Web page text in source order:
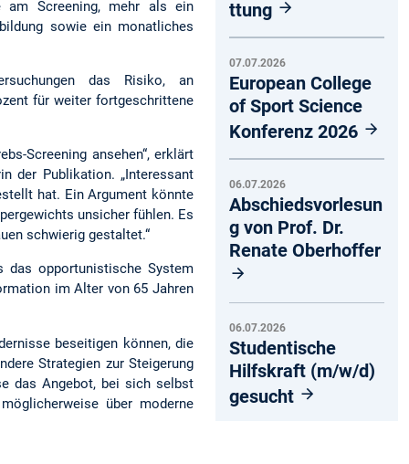
am Screening, mehr als ein
sowie ein monatliches
das Risiko, an
für weiter fortgeschrittene
Screening ansehen“, erklärt
der Publikation. „Interessant
hat. Ein Argument könnte
unsicher fühlen. Es
schwierig gestaltet.“
das opportunistische System
im Alter von 65 Jahren
beseitigen können, die
Strategien zur Steigerung
das Angebot, bei sich selbst
über moderne
ttung
07.07.2026
European College
of Sport Science
Konferenz 2026
06.07.2026
Abschiedsvorlesun
g von Prof. Dr.
Renate Oberhoffer
06.07.2026
Studentische
Hilfskraft (m/w/d)
gesucht